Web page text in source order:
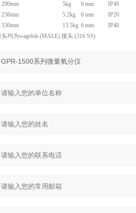
5kg 6 mm
IP40
5.2kg 6 mm
IP20
13.5kg 6 mm
IP40
均为wagelok (MALE) 接头 (316 SS)